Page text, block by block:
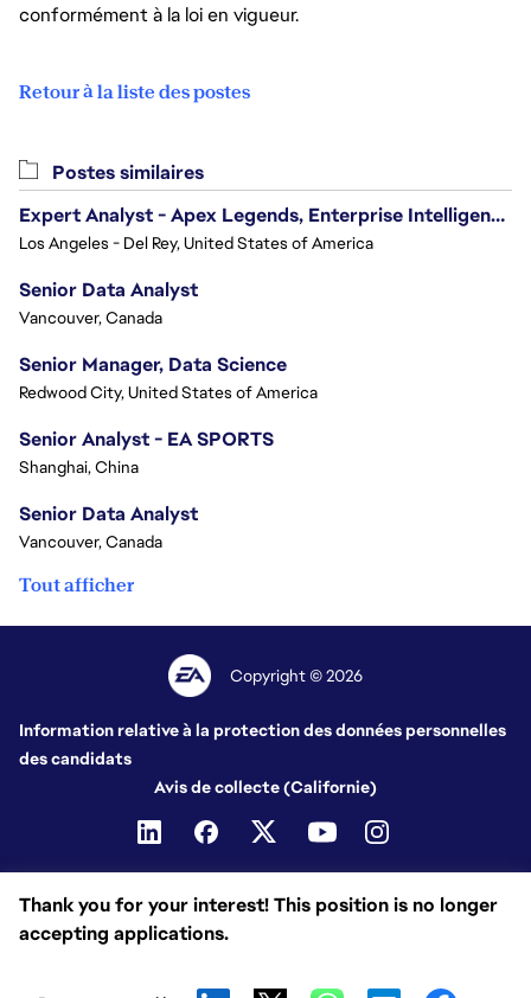
conformément à la loi en vigueur.
Retour à la liste des postes
Thank you for your interest! This position is no longer
accepting applications.
Postes similaires
Expert Analyst - Apex Legends, Enterprise Intelligence (EI)
Los Angeles - Del Rey, United States of America
Senior Data Analyst
Vancouver, Canada
Senior Manager, Data Science
Redwood City, United States of America
Senior Analyst - EA SPORTS
Shanghai, China
Senior Data Analyst
Vancouver, Canada
Tout afficher
Copyright © 2026
Information relative à la protection des données personnelles
des candidats
Avis de collecte (Californie)